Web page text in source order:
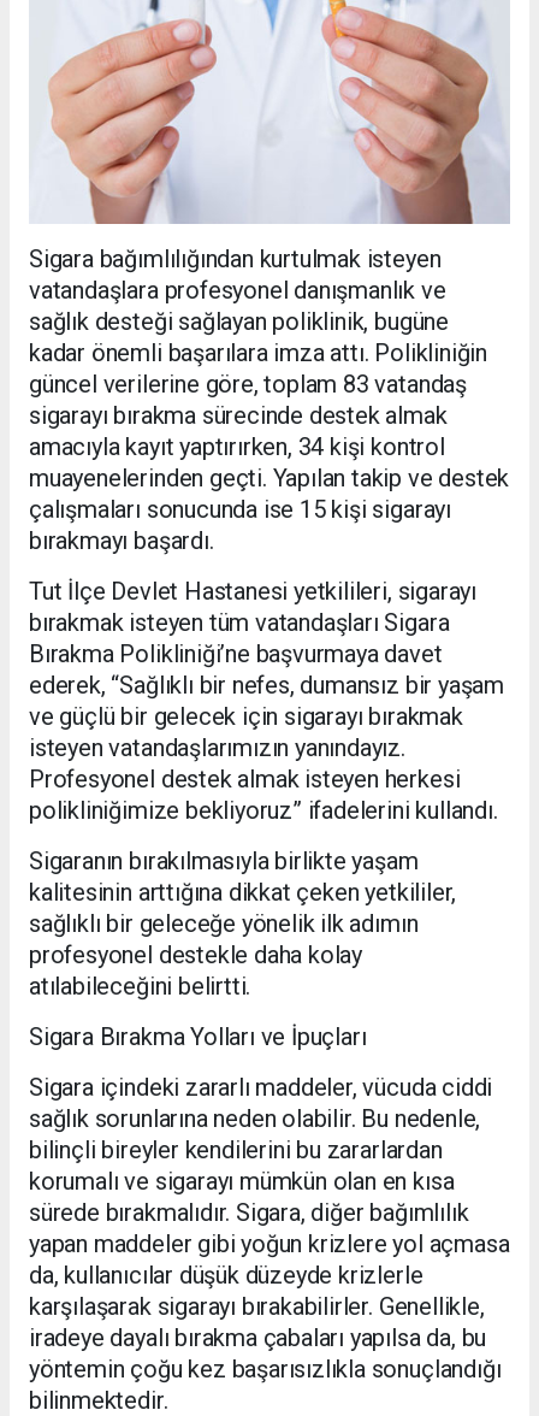
Sigara bağımlılığından kurtulmak isteyen
vatandaşlara profesyonel danışmanlık ve
sağlık desteği sağlayan poliklinik, bugüne
kadar önemli başarılara imza attı. Polikliniğin
güncel verilerine göre, toplam 83 vatandaş
sigarayı bırakma sürecinde destek almak
amacıyla kayıt yaptırırken, 34 kişi kontrol
muayenelerinden geçti. Yapılan takip ve destek
çalışmaları sonucunda ise 15 kişi sigarayı
bırakmayı başardı.
Tut İlçe Devlet Hastanesi yetkilileri, sigarayı
bırakmak isteyen tüm vatandaşları Sigara
Bırakma Polikliniği’ne başvurmaya davet
ederek, “Sağlıklı bir nefes, dumansız bir yaşam
ve güçlü bir gelecek için sigarayı bırakmak
isteyen vatandaşlarımızın yanındayız.
Profesyonel destek almak isteyen herkesi
polikliniğimize bekliyoruz” ifadelerini kullandı.
Sigaranın bırakılmasıyla birlikte yaşam
kalitesinin arttığına dikkat çeken yetkililer,
sağlıklı bir geleceğe yönelik ilk adımın
profesyonel destekle daha kolay
atılabileceğini belirtti.
Sigara Bırakma Yolları ve İpuçları
Sigara içindeki zararlı maddeler, vücuda ciddi
sağlık sorunlarına neden olabilir. Bu nedenle,
bilinçli bireyler kendilerini bu zararlardan
korumalı ve sigarayı mümkün olan en kısa
sürede bırakmalıdır. Sigara, diğer bağımlılık
yapan maddeler gibi yoğun krizlere yol açmasa
da, kullanıcılar düşük düzeyde krizlerle
karşılaşarak sigarayı bırakabilirler. Genellikle,
iradeye dayalı bırakma çabaları yapılsa da, bu
yöntemin çoğu kez başarısızlıkla sonuçlandığı
bilinmektedir.